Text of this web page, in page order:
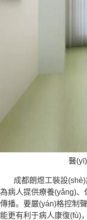
醫
成都朗煜工裝設
為病人提供療養(yǎng)
傳播。要嚴(yán)格控制
能更有利于病人康復(fù)